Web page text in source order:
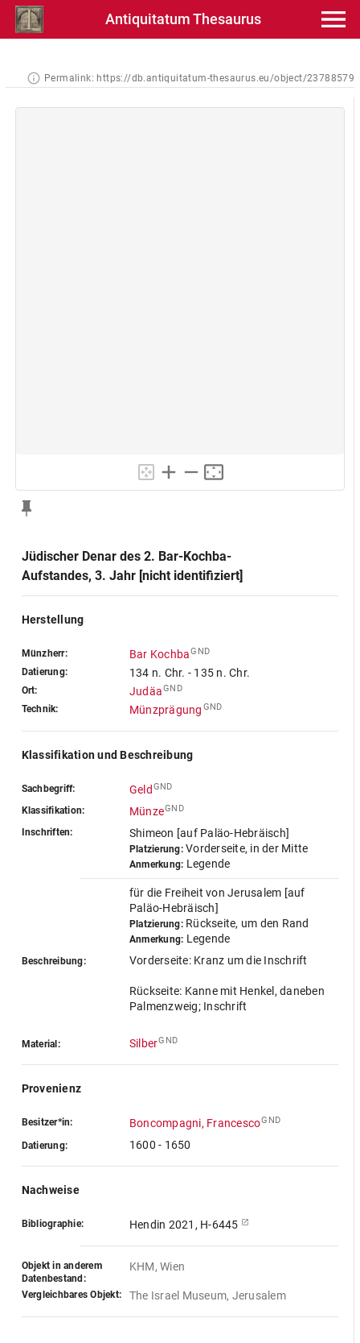
Antiquitatum Thesaurus
Permalink: https://db.antiquitatum-thesaurus.eu/object/23788579
Jüdischer Denar des 2. Bar-Kochba-
Aufstandes, 3. Jahr [nicht identifiziert]
Herstellung
Münzherr: Bar KochbaGND
Datierung: 134 n. Chr. - 135 n. Chr.
Ort: JudäaGND
Technik: Münzprägung GND
Klassifikation und Beschreibung
Sachbegriff: Geld GND
Klassifikation: MünzeGND
Inschriften: Shimeon [auf Paläo-Hebräisch]
Platzierung:Vorderseite, in der Mitte
Anmerkung: Legende
für die Freiheit von Jerusalem [auf
Paläo-Hebräisch]
Platzierung:Rückseite, um den Rand
Anmerkung: Legende
Beschreibung: Vorderseite: Kranz um die Inschrift
Rückseite: Kanne mit Henkel, daneben
Palmenzweig; Inschrift
Material: SilberGND
Provenienz
Besitzer*in: Boncompagni, FrancescoGND
Datierung: 1600 - 1650
Nachweise
Bibliographie: Hendin 2021, H-6445
Objekt in anderem
Datenbestand:
KHM, Wien
Vergleichbares Objekt: The Israel Museum, Jerusalem